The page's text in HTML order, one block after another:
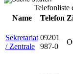
Telefonliste
Name
Telefon
Sekretariat
/ Zentrale
09201
987-0